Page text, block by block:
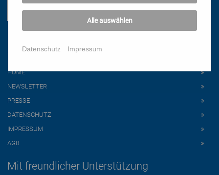
HOME
NEWSLETTER
PRESSE
DATENSCHUTZ
IMPRESSUM
AGB
Mit freundlicher Unterstützung
Alle auswählen
Datenschutz Impressum